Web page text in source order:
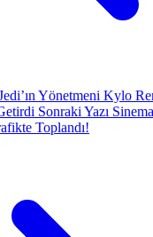
Yönetmeni Kylo
Sonraki Yazı
Toplandı!